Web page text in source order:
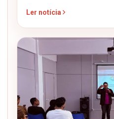
Ler notícia